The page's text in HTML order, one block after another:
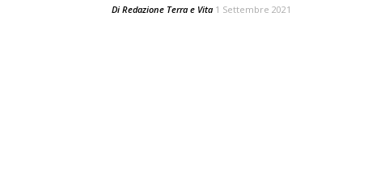
Di Redazione Terra e Vita 1 Settembre 2021